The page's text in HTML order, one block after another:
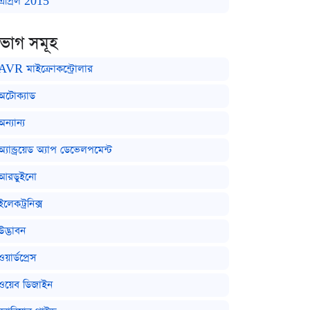
সমূহ
মাইক্রোকন্ট্রোলার
অ্যাপ ডেভেলপমেন্ট
ডিজাইন